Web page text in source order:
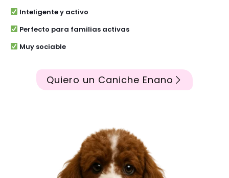
Inteligente y activo
Perfecto para familias activas
Muy sociable
Quiero un Caniche Enano